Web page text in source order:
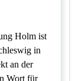
Holm ist
in
an der
Wort für